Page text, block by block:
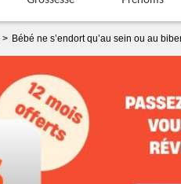
Bébé ne s’endort qu’au sein ou au